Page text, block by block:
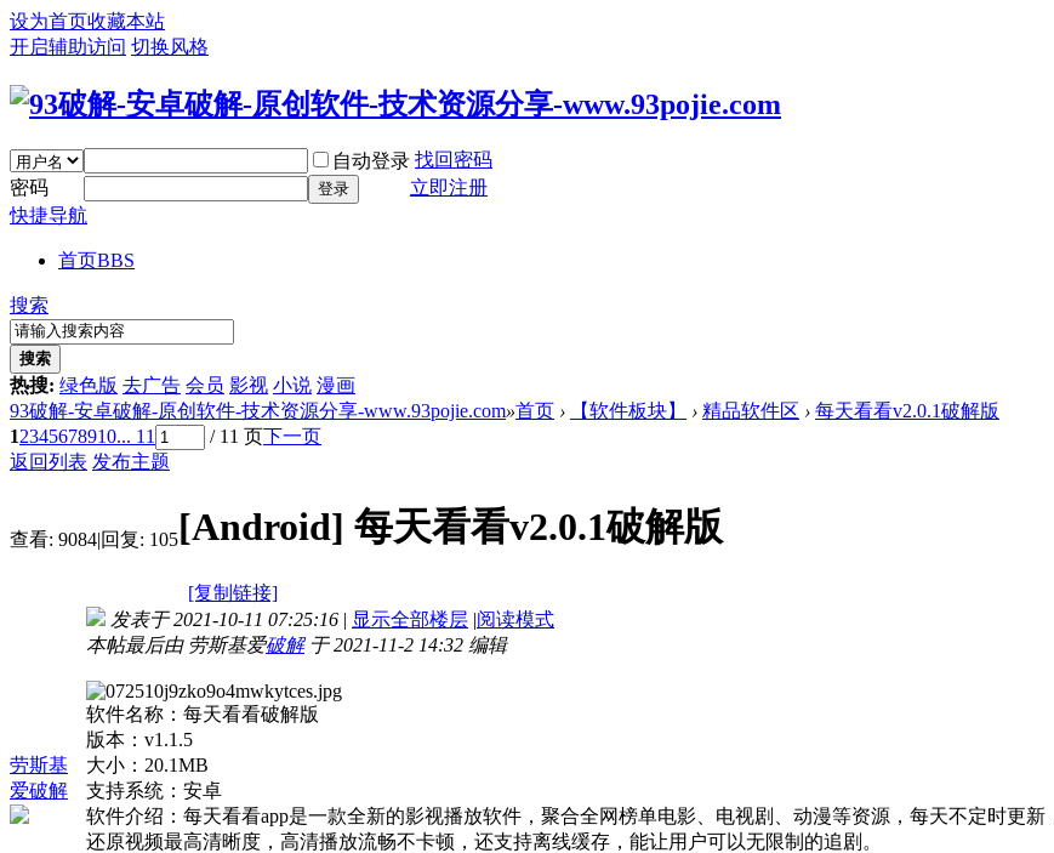
设为首页收藏本站
开启辅助访问 切换风格
自动登录 找回密码
密码
登录
立即注册
快捷导航
首页BBS
搜索
搜索
热搜: 绿色版 去广告 会员 影视 小说 漫画
93破解-安卓破解-原创软件-技术资源分享-www.93pojie.com»首页 › 【软件板块】 › 精品软件区 › 每天看看v2.0.1破解版
12345678910... 11 / 11 页下一页
返回列表 发布主题
查看: 9084|回复: 105[Android] 每天看看v2.0.1破解版
[复制链接]
劳斯基
爱破解
发表于 2021-10-11 07:25:16 | 显示全部楼层 |阅读模式
本帖最后由 劳斯基爱破解于 2021-11-2 14:32 编辑
软件名称：每天看看破解版
版本：v1.1.5
大小：20.1MB
支持系统：安卓
软件介绍：每天看看app是一款全新的影视播放软件，聚合全网榜单电影、电视剧、动漫等资源，每天不定时更
还原视频最高清晰度，高清播放流畅不卡顿，还支持离线缓存，能让用户可以无限制的追剧。